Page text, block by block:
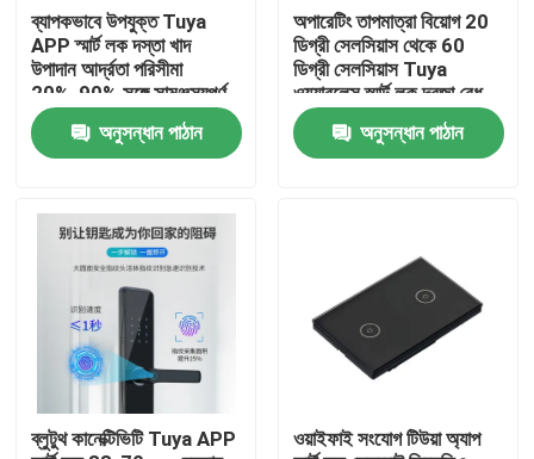
পণ্য
ভিডিও
ব্যাপকভাবে উপযুক্ত Tuya
APP স্মার্ট লক দস্তা খাদ
উপাদান আর্দ্রতা পরিসীমা
20%-90% সঙ্গে সামঞ্জস্যপূর্ণ
নিরাপত্তা বৈশিষ্ট্য প্রস্তাব
অনুসন্ধান পাঠান
অপারেটিং তাপমাত্রা বিয়োগ 20
ডিগ্রী সেলসিয়াস থেকে 60
ডিগ্রী সেলসিয়াস Tuya
ওয়্যারলেস স্মার্ট লক দরজা বেধ
38 থেকে 70 মিলিমিটার স্মার্ট
লকিং সিস্টেমঅনুসন্ধান পাঠান
ব্লুটুথ কানেক্টিভিটি Tuya APP
ওয়াইফাই সংযোগ টিউয়া অ্যাপ